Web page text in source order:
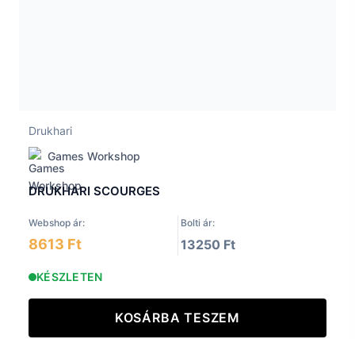
Drukhari
Games Workshop
DRUKHARI SCOURGES
Webshop ár: Bolti ár:
8613 Ft 13250 Ft
KÉSZLETEN
KOSÁRBA TESZEM